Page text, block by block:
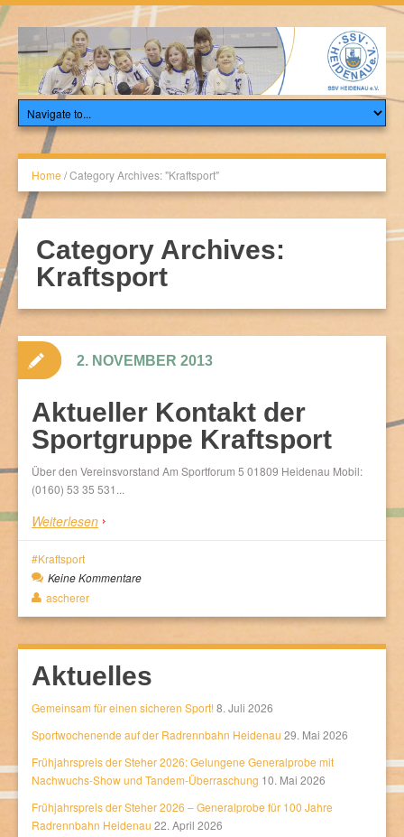
Home /Category Archives: "Kraftsport"
Category Archives:
Kraftsport
Aktueller Kontakt der
Sportgruppe Kraftsport
Über den Vereinsvorstand Am Sportforum 5 01809 Heidenau Mobil:
(0160) 53 35 531...
Weiterlesen
2. NOVEMBER 2013
Kraftsport
Keine Kommentare
ascherer
Aktuelles
Gemeinsam für einen sicheren Sport!8. Juli 2026
Sportwochenende auf der Radrennbahn Heidenau 29. Mai 2026
Frühjahrspreis der Steher 2026: Gelungene Generalprobe mit
Nachwuchs-Show und Tandem-Überraschung 10. Mai 2026
Frühjahrspreis der Steher 2026 – Generalprobe für 100 Jahre
Radrennbahn Heidenau 22. April 2026